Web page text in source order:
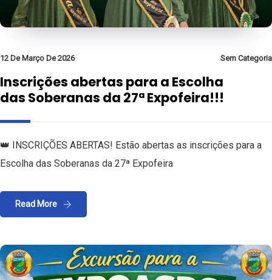
12 De Março De 2026 Sem Categoria
Inscrições abertas para a Escolha
das Soberanas da 27ª Expofeira!!!
👑 INSCRIÇÕES ABERTAS! Estão abertas as inscrições para a
Escolha das Soberanas da 27ª Expofeira
Read More